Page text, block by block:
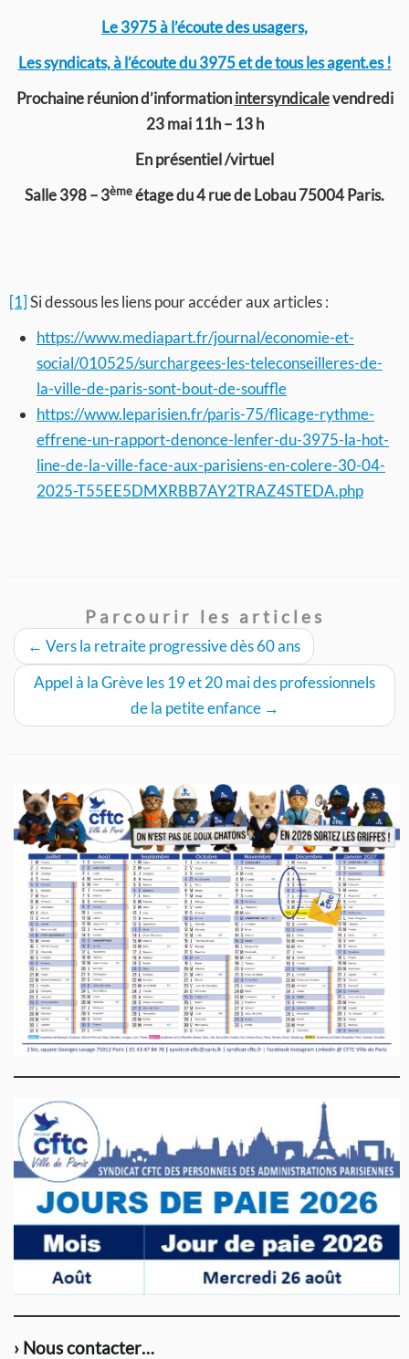
Le 3975 à l’écoute des usagers,
Les syndicats, à l’écoute du 3975 et de tous les agent.es !
Prochaine réunion d’informationintersyndicalevendredi
23 mai 11h – 13 h
En présentiel /virtuel
Salle 398 – 3èmeétage du 4 rue de Lobau 75004 Paris.
[1] Si dessous les liens pour accéder aux articles :
https://www.mediapart.fr/journal/economie-et-
social/010525/surchargees-les-teleconseilleres-de-
la-ville-de-paris-sont-bout-de-souffle
https://www.leparisien.fr/paris-75/flicage-rythme-
effrene-un-rapport-denonce-lenfer-du-3975-la-hot-
line-de-la-ville-face-aux-parisiens-en-colere-30-04-
2025-T55EE5DMXRBB7AY2TRAZ4STEDA.php
Parcourir les articles
← Vers la retraite progressive dès 60 ans
Appel à la Grève les 19 et 20 mai des professionnels
de la petite enfance →
› Nous contacter…